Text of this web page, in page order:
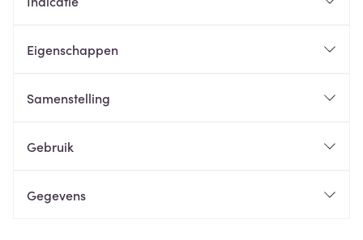
Eigenschappen
Samenstelling
Gebruik
Gegevens